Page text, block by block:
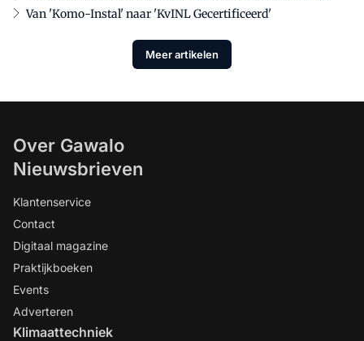
Van 'Komo-Instal' naar 'KvINL Gecertificeerd'
Meer artikelen
Over Gawalo
Nieuwsbrieven
Klantenservice
Contact
Digitaal magazine
Praktijkboeken
Events
Adverteren
Klimaattechniek